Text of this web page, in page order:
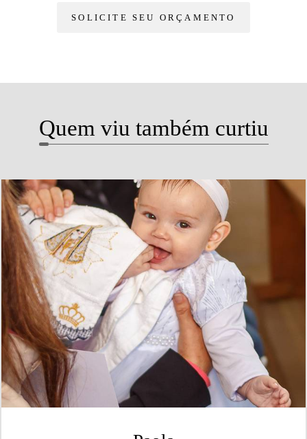
SOLICITE SEU ORÇAMENTO
Quem viu também curtiu